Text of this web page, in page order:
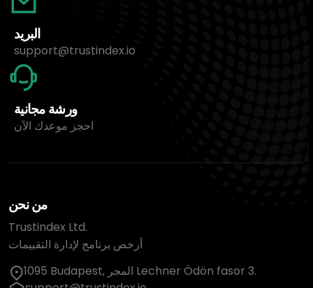
البريد
support@trustindex.io
ورشة مجانية
احجز موعدك الآن
من نحن
Trustindex Ltd.
أرخص برنامج لإدارة التقييمات
1095 Budapest, المجر Lechner Ödön fasor 3.